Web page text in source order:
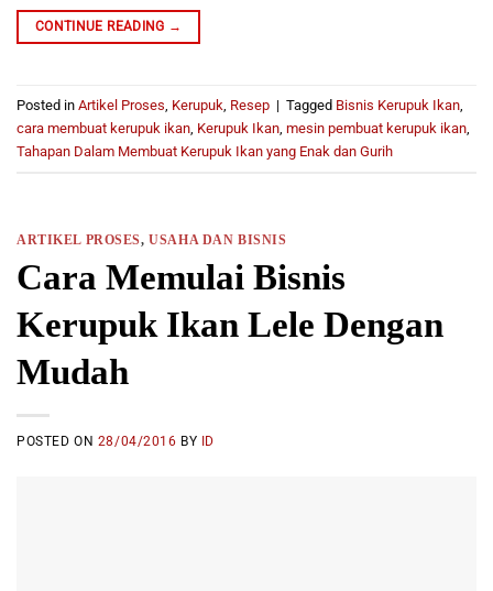
CONTINUE READING →
Posted in Artikel Proses Kerupuk Resep | Tagged Bisnis Kerupuk Ikan
cara membuat kerupuk ikan Kerupuk Ikan mesin pembuat kerupuk ikan
Tahapan Dalam Membuat Kerupuk Ikan yang Enak dan Gurih
ARTIKEL PROSES, USAHA DAN BISNIS
Cara Memulai Bisnis
Kerupuk Ikan Lele Dengan
Mudah
POSTED ON 28/04/2016 BY ID